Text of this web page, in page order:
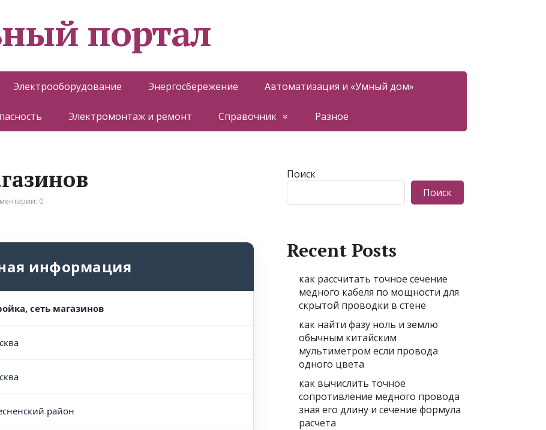
портал
Электрооборудование Энергосбережение Автоматизация и «Умный дом»
Электромонтаж и ремонт Справочник Разное
0
информация
сеть магазинов
район
Поиск
Поиск
Recent Posts
как рассчитать точное сечение
медного кабеля по мощности для
скрытой проводки в стене
как найти фазу ноль и землю
обычным китайским
мультиметром если провода
одного цвета
как вычислить точное
сопротивление медного провода
зная его длину и сечение формула
расчета